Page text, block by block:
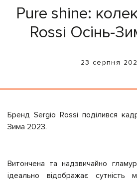
Pure shine:
Rossi Осінь-
23 серпня
Бренд Sergio Rossi поділився
Зима 2023.
Витончена та надзвичайно
ідеально відображає сутність